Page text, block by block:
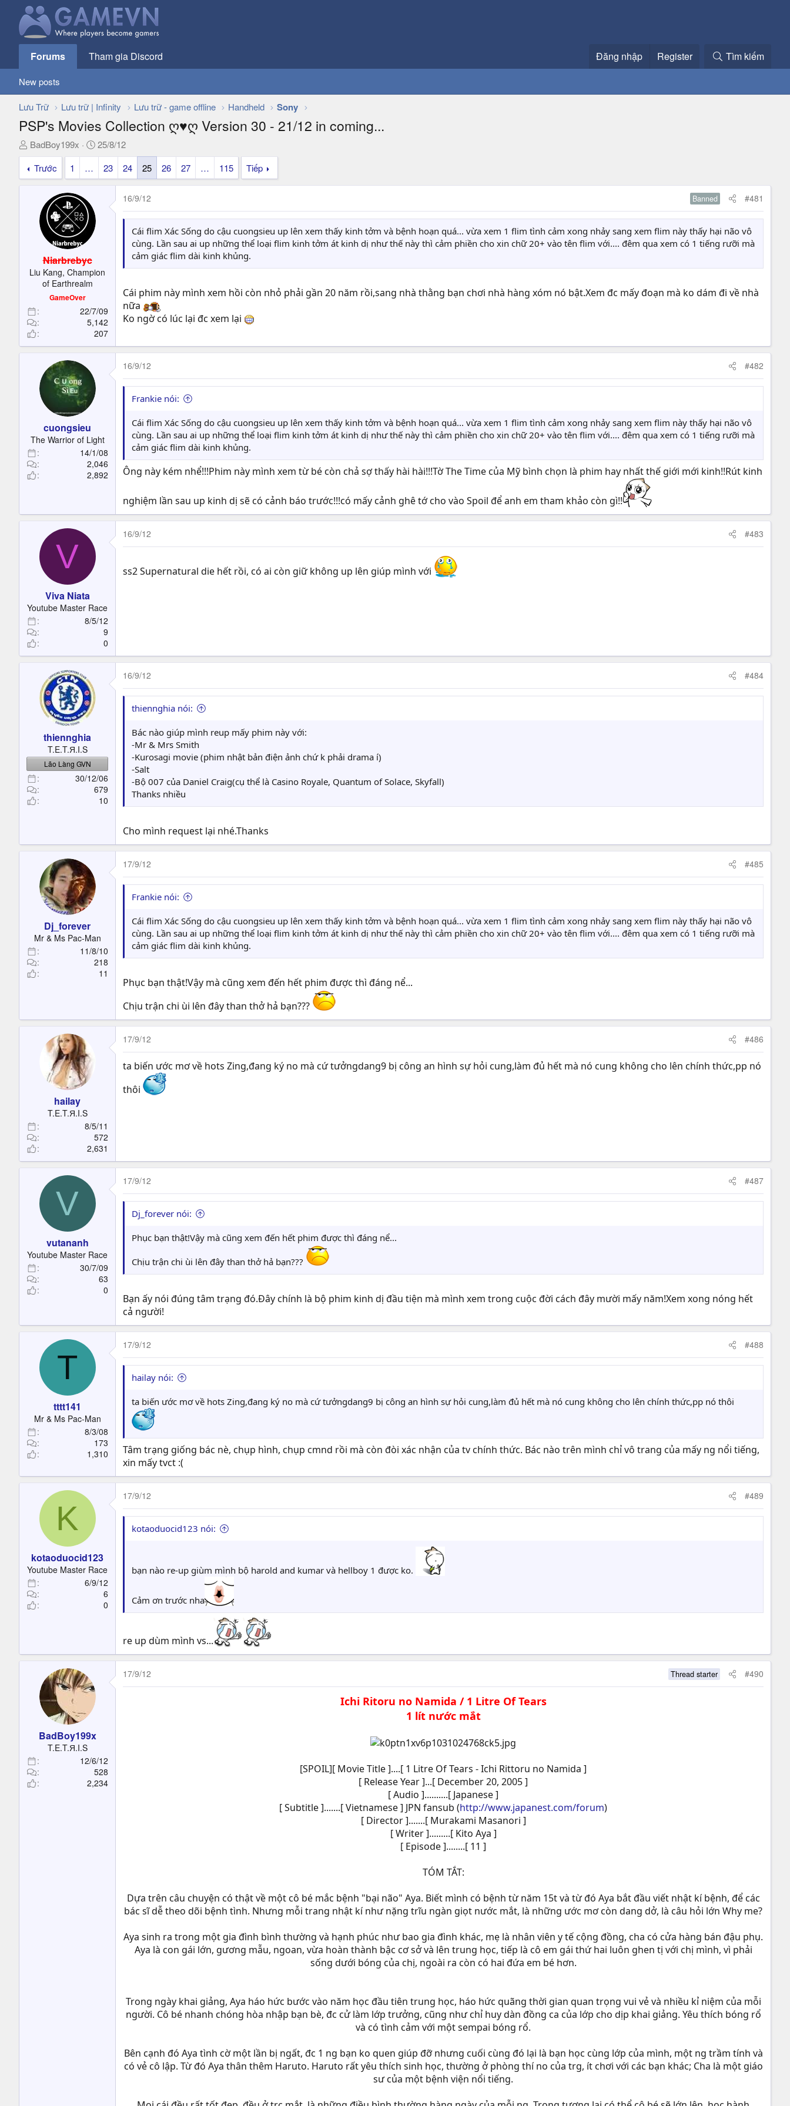
Forums Tham gia Discord Đăng nhập Register Tìm kiếm
New posts
Lưu Trữ Lưu trữ | Infinity Lưu trữ - game offline Handheld Sony
PSP's Movies Collection ღ♥ღ Version 30 - 21/12 in coming...
T
h
e
t
e
BadBoy199x
N
g
y
25/8/12
Trước
1 … 23 24 25 26 27 … 115 Tiếp
Niarbrebyc
Liu Kang, Champion
of Earthrealm
GameOver
22/7/09
5,142
207
16/9/12 Banned #481
Cái flim Xác Sống do cậu cuongsieu up lên xem thấy kinh tởm và bệnh hoạn quá... vừa xem 1 flim tình cảm xong nhảy sang xem flim này thấy hại não vô
cùng. Lần sau ai up những thể loại flim kinh tởm át kinh dị như thế này thì cảm phiền cho xin chữ 20+ vào tên flim với.... đêm qua xem có 1 tiếng rưỡi mà
cảm giác flim dài kinh khủng.
Cái phim này mình xem hồi còn nhỏ phải gần 20 năm rồi,sang nhà thằng bạn chơi nhà hàng xóm nó bật.Xem đc mấy đoạn mà ko dám đi về nhà
nữa
Ko ngờ có lúc lại đc xem lại
cuongsieu
The Warrior of Light
14/1/08
2,046
2,892
16/9/12 #482
Frankie nói:
Cái flim Xác Sống do cậu cuongsieu up lên xem thấy kinh tởm và bệnh hoạn quá... vừa xem 1 flim tình cảm xong nhảy sang xem flim này thấy hại não vô
cùng. Lần sau ai up những thể loại flim kinh tởm át kinh dị như thế này thì cảm phiền cho xin chữ 20+ vào tên flim với.... đêm qua xem có 1 tiếng rưỡi mà
cảm giác flim dài kinh khủng.
Ông này kém nhể!!!Phim này mình xem từ bé còn chả sợ thấy hài hài!!!Tờ The Time của Mỹ bình chọn là phim hay nhất thế giới mới kinh!!Rút kinh
nghiệm lần sau up kinh dị sẽ có cảnh báo trước!!!có mấy cảnh ghê tớ cho vào Spoil để anh em tham khảo còn gì!!
V
Viva Niata
Youtube Master Race
8/5/12
9
0
16/9/12 #483
ss2 Supernatural die hết rồi, có ai còn giữ không up lên giúp mình với
thiennghia
T.E.T.Я.I.S
Lão Làng GVN
30/12/06
679
10
16/9/12 #484
thiennghia nói:
Bác nào giúp mình reup mấy phim này với:
-Mr & Mrs Smith
-Kurosagi movie (phim nhật bản điện ảnh chứ k phải drama í)
-Salt
-Bộ 007 của Daniel Craig(cụ thể là Casino Royale, Quantum of Solace, Skyfall)
Thanks nhiều
Cho mình request lại nhé.Thanks
Dj_forever
Mr & Ms Pac-Man
11/8/10
218
11
17/9/12 #485
Frankie nói:
Cái flim Xác Sống do cậu cuongsieu up lên xem thấy kinh tởm và bệnh hoạn quá... vừa xem 1 flim tình cảm xong nhảy sang xem flim này thấy hại não vô
cùng. Lần sau ai up những thể loại flim kinh tởm át kinh dị như thế này thì cảm phiền cho xin chữ 20+ vào tên flim với.... đêm qua xem có 1 tiếng rưỡi mà
cảm giác flim dài kinh khủng.
Phục bạn thật!Vậy mà cũng xem đến hết phim được thì đáng nể...
Chịu trận chi ùi lên đây than thở hả bạn???
hailay
T.E.T.Я.I.S
8/5/11
572
2,631
17/9/12 #486
ta biến ước mơ về hots Zing,đang ký no mà cứ tưởngdang9 bị công an hình sự hỏi cung,làm đủ hết mà nó cung không cho lên chính thức,pp nó
thôi
V
vutananh
Youtube Master Race
30/7/09
63
0
17/9/12 #487
Dj_forever nói:
Phục bạn thật!Vậy mà cũng xem đến hết phim được thì đáng nể...
Chịu trận chi ùi lên đây than thở hả bạn???
Bạn ấy nói đúng tâm trạng đó.Đây chính là bộ phim kinh dị đầu tiện mà mình xem trong cuộc đời cách đây mười mấy năm!Xem xong nóng hết
cả người!
T
tttt141
Mr & Ms Pac-Man
8/3/08
173
1,310
17/9/12 #488
hailay nói:
ta biến ước mơ về hots Zing,đang ký no mà cứ tưởngdang9 bị công an hình sự hỏi cung,làm đủ hết mà nó cung không cho lên chính thức,pp nó thôi
Tâm trạng giống bác nè, chụp hình, chụp cmnd rồi mà còn đòi xác nhận của tv chính thức. Bác nào trên mình chỉ vô trang của mấy ng nổi tiếng,
xin mấy tvct :(
K
kotaoduocid123
Youtube Master Race
6/9/12
6
0
17/9/12 #489
kotaoduocid123 nói:
bạn nào re-up giùm mình bộ harold and kumar và hellboy 1 được ko.
Cảm ơn trước nha
re up dùm mình vs...
BadBoy199x
T.E.T.Я.I.S
12/6/12
528
2,234
17/9/12 Thread starter #490
Ichi Ritoru no Namida / 1 Litre Of Tears
1 lít nước mắt
[SPOIL][ Movie Title ]....[ 1 Litre Of Tears - Ichi Rittoru no Namida ]
[ Release Year ]...[ December 20, 2005 ]
[ Audio ]..........[ Japanese ]
[ Subtitle ].......[ Vietnamese ] JPN fansub (http://www.japanest.com/forum)
[ Director ].......[ Murakami Masanori ]
[ Writer ].........[ Kito Aya ]
[ Episode ]........[ 11 ]
TÓM TẮT:
Dựa trên câu chuyện có thật về một cô bé mắc bệnh "bại não" Aya. Biết mình có bệnh từ năm 15t và từ đó Aya bắt đầu viết nhật kí bệnh, để các
bác sĩ dễ theo dõi bệnh tình. Nhưng mỗi trang nhật kí như nặng trĩu ngàn giọt nước mắt, là những ước mơ còn dang dở, là câu hỏi lớn Why me?
Aya sinh ra trong một gia đình bình thường và hạnh phúc như bao gia đình khác, mẹ là nhân viên y tế cộng đồng, cha có cửa hàng bán đậu phụ.
Aya là con gái lớn, gương mẫu, ngoan, vừa hoàn thành bậc cơ sở và lên trung học, tiếp là cô em gái thứ hai luôn ghen tị với chị mình, vì phải
sống dưới bóng của chị, ngoài ra còn có hai đứa em bé hơn.
Trong ngày khai giảng, Aya háo hức bước vào năm học đầu tiên trung học, háo hức quãng thời gian quan trọng vui vẻ và nhiều kỉ niệm của mỗi
người. Cô bé nhanh chóng hòa nhập bạn bè, đc cử làm lớp trưởng, cũng như chỉ huy dàn đồng ca của lớp cho dịp khai giảng. Yêu thích bóng rổ
và có tình cảm với một sempai bóng rổ.
Bên cạnh đó Aya tình cờ một lần bị ngất, đc 1 ng bạn ko quen giúp đỡ nhưng cuối cùng đó lại là bạn học cùng lớp của mình, một ng trầm tính và
có vẻ cô lập. Từ đó Aya thân thêm Haruto. Haruto rất yêu thích sinh học, thường ở phòng thí no của trg, ít chơi với các bạn khác; Cha là một giáo
sư của một bệnh viện nổi tiếng.